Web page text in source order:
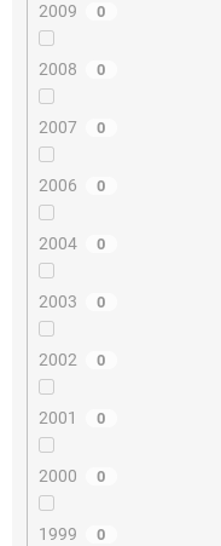
2009 0
2008 0
2007 0
2006 0
2004 0
2003 0
2002 0
2001 0
2000 0
1999 0